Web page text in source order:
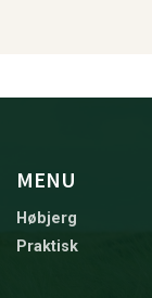
MENU
Høbjerg
Praktisk